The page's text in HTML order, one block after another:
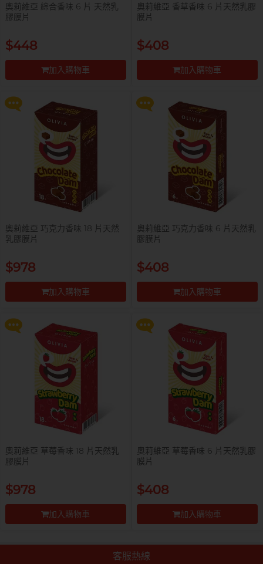
奧莉維亞 綜合香味 6 片 天然乳
膠膜片
$448
加入購物車
奧莉維亞 香草香味 6 片天然乳膠
膜片
$408
加入購物車
$99 換購 Smile Makers 私密潤滑
液 0% Paraben 60ml 一支
更多優惠
奧莉維亞 巧克力香味 18 片天然
乳膠膜片
$978
加入購物車
$99 換購 Smile Makers 私密潤滑
液 0% Paraben 60ml 一支
更多優惠
奧莉維亞 巧克力香味 6 片天然乳
膠膜片
$408
加入購物車
提醒你，凡購買任何商品即可以
$99 換購 Smile Makers 私密潤滑
液 0% Paraben 60ml 一支
更多優惠
奧莉維亞 草莓香味 18 片天然乳
膠膜片
$978
加入購物車
提醒你，凡購買任何商品即可以
$99 換購 Smile Makers 私密潤滑
液 0% Paraben 60ml 一支
更多優惠
奧莉維亞 草莓香味 6 片天然乳膠
膜片
$408
加入購物車
客服熱線